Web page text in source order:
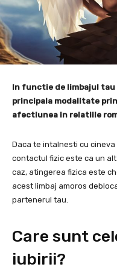
In functie de limbajul tau
principala modalitate
afectiunea in relatiile
Daca te intalnesti cu
contactul fizic este ca un alt
caz, atingerea fizica este
acest limbaj amoros
partenerul tau.
Care sunt
iubirii?